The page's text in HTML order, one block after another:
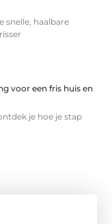
snelle, haalbare
voor een fris huis en
je hoe je stap